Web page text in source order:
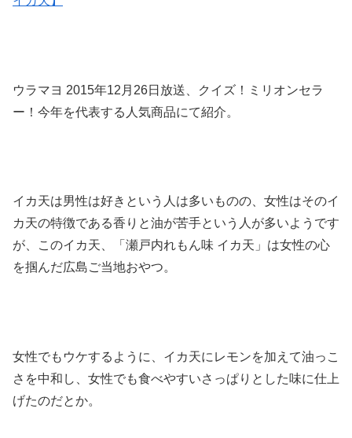
ウラマヨ 2015年12月26日放送、クイズ！ミリオンセラ
ー！今年を代表する人気商品にて紹介。
イカ天は男性は好きという人は多いものの、女性はそのイ
カ天の特徴である香りと油が苦手という人が多いようです
が、このイカ天、「瀬戸内れもん味 イカ天」は女性の心
を掴んだ広島ご当地おやつ。
女性でもウケするように、イカ天にレモンを加えて油っこ
さを中和し、女性でも食べやすいさっぱりとした味に仕上
げたのだとか。